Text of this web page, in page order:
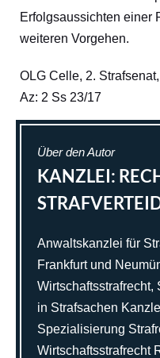
Erfolgsaussichten einer
weiteren Vorgehen.
OLG Celle, 2.
Az: 2 Ss 23/17
Über den Autor
KANZLEI:
Anwaltskanzlei für
Frankfurt und
Wirtschaftsstrafrecht,
in Strafsachen
Spezialisierung
Wirtschaftsstrafrecht